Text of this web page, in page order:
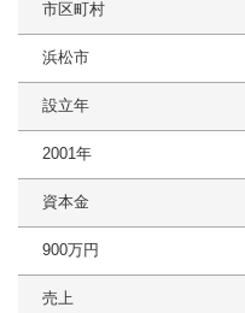
市区町村
浜松市
設立年
2001年
資本金
900万円
売上